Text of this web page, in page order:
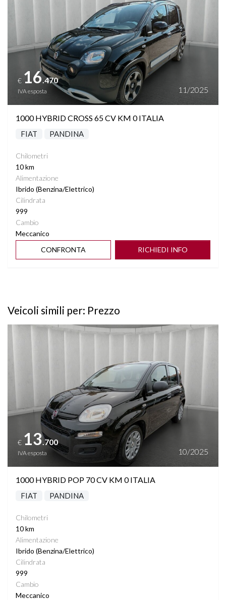
€ 16.470
IVA esposta 11/2025
1000 HYBRID CROSS 65 CV KM 0 ITALIA
FIAT PANDINA
Chilometri
10 km
Alimentazione
Ibrido (Benzina/Elettrico)
Cilindrata
999
Cambio
Meccanico
CONFRONTA
RICHIEDI INFO
Veicoli simili per: Prezzo
Vedi dettagli
€ 13.700
IVA esposta 10/2025
1000 HYBRID POP 70 CV KM 0 ITALIA
FIAT PANDINA
Chilometri
10 km
Alimentazione
Ibrido (Benzina/Elettrico)
Cilindrata
999
Cambio
Meccanico